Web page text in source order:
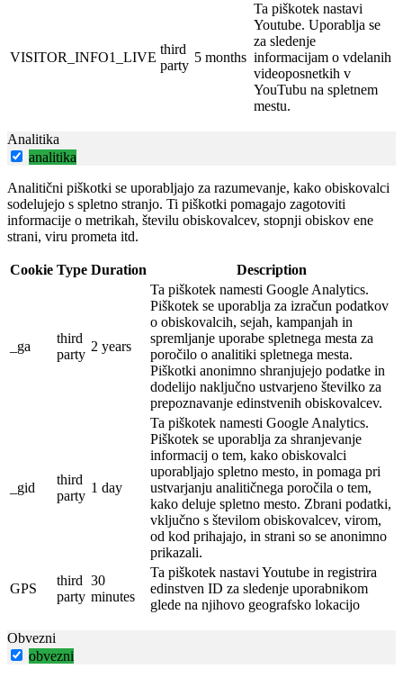
VISITOR_INFO1_LIVE
third
party
5 months
Ta piškotek nastavi
Youtube. Uporablja se
za sledenje
informacijam o vdelanih
videoposnetkih v
YouTubu na spletnem
mestu.
Analitika
analitika
Analitični piškotki se uporabljajo za razumevanje, kako obiskovalci
sodelujejo s spletno stranjo. Ti piškotki pomagajo zagotoviti
informacije o metrikah, številu obiskovalcev, stopnji obiskov ene
strani, viru prometa itd.
Cookie Type Duration Description
_ga
third
party
2 years
Ta piškotek namesti Google Analytics.
Piškotek se uporablja za izračun podatkov
o obiskovalcih, sejah, kampanjah in
spremljanje uporabe spletnega mesta za
poročilo o analitiki spletnega mesta.
Piškotki anonimno shranjujejo podatke in
dodelijo naključno ustvarjeno številko za
prepoznavanje edinstvenih obiskovalcev.
_gid
third
party
1 day
Ta piškotek namesti Google Analytics.
Piškotek se uporablja za shranjevanje
informacij o tem, kako obiskovalci
uporabljajo spletno mesto, in pomaga pri
ustvarjanju analitičnega poročila o tem,
kako deluje spletno mesto. Zbrani podatki,
vključno s številom obiskovalcev, virom,
od kod prihajajo, in strani so se anonimno
prikazali.
GPS
third
party
30
minutes
Ta piškotek nastavi Youtube in registrira
edinstven ID za sledenje uporabnikom
glede na njihovo geografsko lokacijo
Obvezni
obvezni